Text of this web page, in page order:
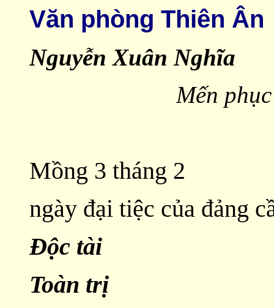
Văn phòng Thiên Ân
Nguyễn Xuân Nghĩa
Mến
Mồng 3 tháng 2
ngày đại tiệc của đảng
Độc tài
Toàn trị